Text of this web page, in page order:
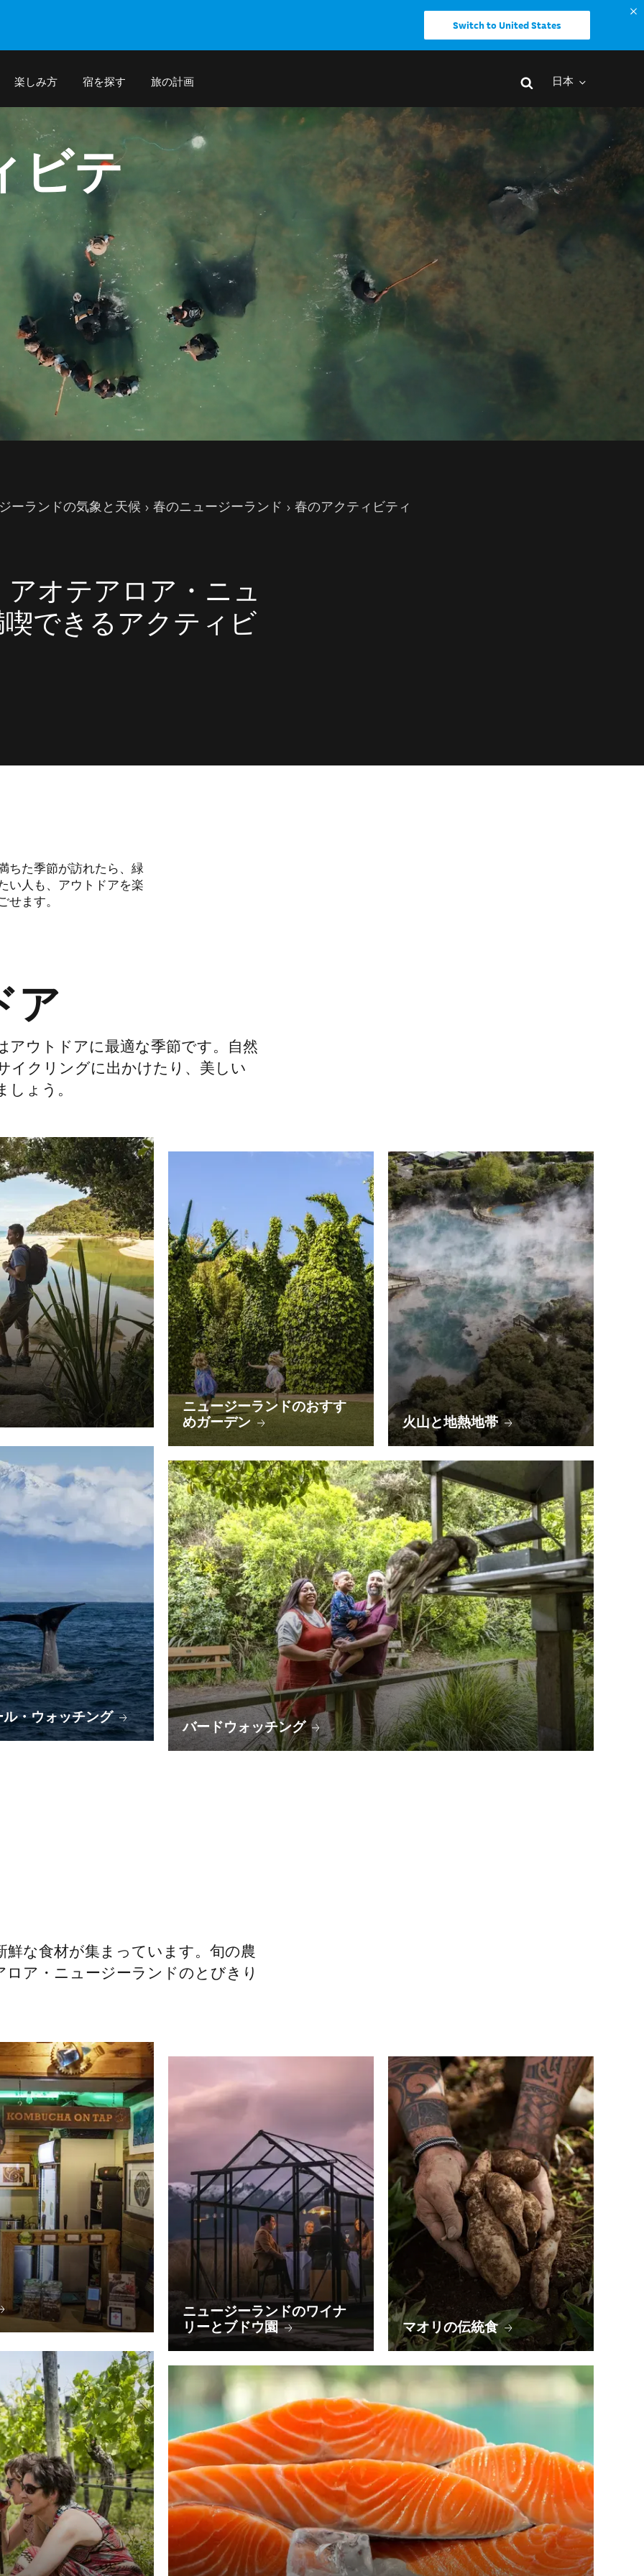
Switch to United States
楽しみ方 宿を探す 旅の計画 日本
ビテ
ーランドの気象と天候 春のニュージーランド 春のアクティビティ
アオテアロア・ニュ
できるアクティビ
ちた季節が訪れたら、緑
い人も、アウトドアを楽
せます。
ア
ウトドアに最適な季節です。自然
イクリングに出かけたり、美しい
ょう。
ニュージーランドのおすす
めガーデン
火山と地熱地帯
ル・ウォッチング
バードウォッチング
な食材が集まっています。旬の農
ア・ニュージーランドのとびきり
ニュージーランドのワイナ
リーとブドウ園
マオリの伝統食